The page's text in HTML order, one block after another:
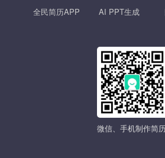
全民简历APP
AI PPT生成
微信、手机制作简